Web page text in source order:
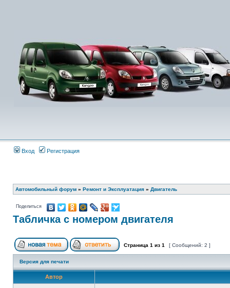
Вход Регистрация
Автомобильный форум » Ремонт и Эксплуатация » Двигатель
Поделиться
Табличка с номером двигателя
Страница 1 из 1 [ Сообщений: 2 ]
Версия для печати
Автор